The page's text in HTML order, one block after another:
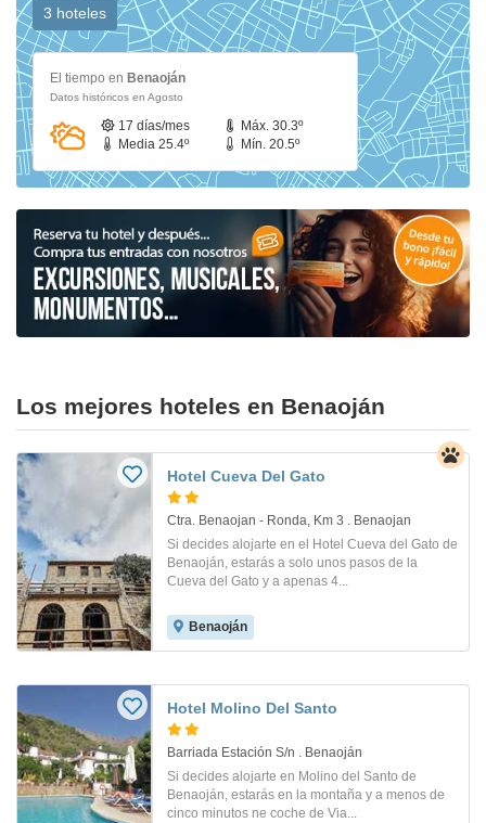
3 hoteles
El tiempo en Benaoján
Datos históricos en Agosto
17 días/mes
Máx. 30.3º
Media 25.4º
Mín. 20.5º
Los mejores hoteles en Benaoján
Hotel Cueva Del Gato
Ctra. Benaojan - Ronda, Km 3 . Benaojan
Si decides alojarte en el Hotel Cueva del Gato de
Benaoján, estarás a solo unos pasos de la
Cueva del Gato y a apenas 4...
Benaoján
Hotel Molino Del Santo
Barriada Estación S/n . Benaoján
Si decides alojarte en Molino del Santo de
Benaoján, estarás en la montaña y a menos de
cinco minutos ne coche de Via...